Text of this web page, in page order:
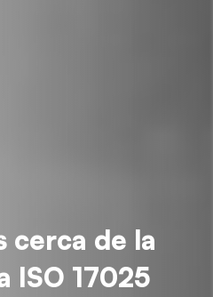
cerca de la
ISO 17025